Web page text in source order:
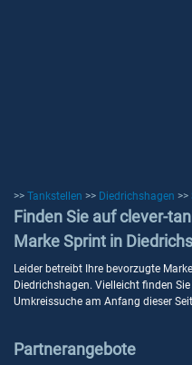
>> Tankstellen >> Diedrichshagen >>
Finden Sie auf clever-
Marke Sprint in
Leider betreibt Ihre bevorzugte
Diedrichshagen. Vielleicht finden
Umkreissuche am Anfang dieser
Partnerangebote